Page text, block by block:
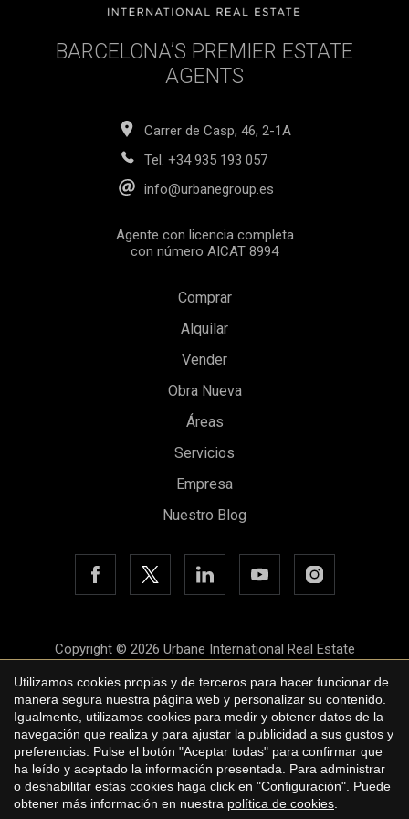
BARCELONA’S PREMIER ESTATE
AGENTS
Carrer de Casp, 46, 2-1A
Tel. +34 935 193 057
info@urbanegroup.es
Agente con licencia completa
con número AICAT 8994
Comprar
Alquilar
Vender
Obra Nueva
Áreas
Servicios
Empresa
Nuestro Blog
Copyright © 2026 Urbane International Real Estate
Aviso legal
Política de privacidad
Política de cookies
byiEstrategic
Utilizamos cookies propias y de terceros para hacer funcionar de
manera segura nuestra página web y personalizar su contenido.
Igualmente, utilizamos cookies para medir y obtener datos de la
navegación que realiza y para ajustar la publicidad a sus gustos y
preferencias. Pulse el botón "Aceptar todas" para confirmar que
ha leído y aceptado la información presentada. Para administrar
o deshabilitar estas cookies haga click en "Configuración". Puede
obtener más información en nuestra política de cookies